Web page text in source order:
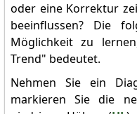
oder eine Korrektur
beeinflussen? Die
Möglichkeit zu
Trend" bedeutet.
Nehmen Sie ein
markieren Sie die